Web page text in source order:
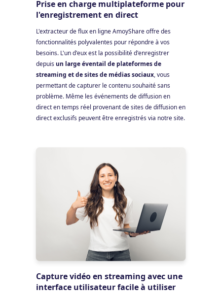
Prise en charge multiplateforme pour
l'enregistrement en direct
L'extracteur de flux en ligne AmoyShare offre des
fonctionnalités polyvalentes pour répondre à vos
besoins. L'un d'eux est la possibilité d'enregistrer
depuis un large éventail de plateformes de
streaming et de sites de médias sociaux, vous
permettant de capturer le contenu souhaité sans
problème. Même les événements de diffusion en
direct en temps réel provenant de sites de diffusion en
direct exclusifs peuvent être enregistrés via notre site.
Capture vidéo en streaming avec une
interface utilisateur facile à utiliser